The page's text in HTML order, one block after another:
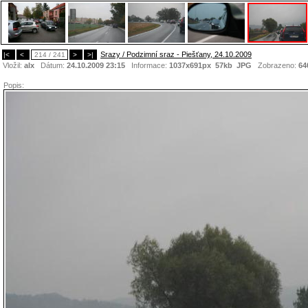
|< < 214 / 241 > >|
Srazy / Podzimní sraz - Piešťany, 24.10.2009
Vložil: alx Dátum: 24.10.2009 23:15 Informace: 1037x691px 57kb JPG Zobrazeno:
Popis: